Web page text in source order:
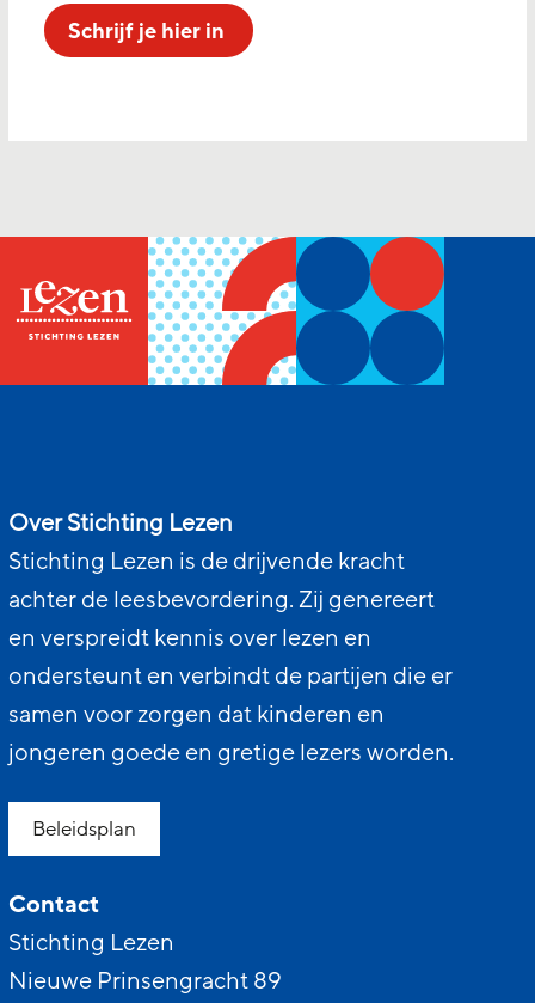
Schrijf je hier in
Over Stichting Lezen
Stichting Lezen is de drijvende kracht
achter de leesbevordering. Zij genereert
en verspreidt kennis over lezen en
ondersteunt en verbindt de partijen die er
samen voor zorgen dat kinderen en
jongeren goede en gretige lezers worden.
Beleidsplan
Contact
Stichting Lezen
Nieuwe Prinsengracht 89